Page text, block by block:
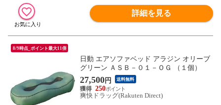
詳細を見る
8/9時点_ポイント最大11倍
日動 エアソファベッド アラジン オリーブ
グリーン ＡＳＢ－０１－ＯＧ （１個）
27,500円 送料無料
250
爽快ドラッグ(Rakuten Direct)